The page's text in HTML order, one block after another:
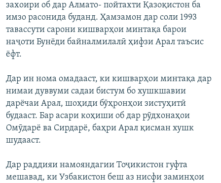
захоири об дар Алмато- пойтахти Қазоқистон ба
имзо расонида буданд. Ҳамзамон дар соли 1993
тавассути сарони кишварҳои минтақа барои
наҷоти Бунёди байналмилалӣ ҳифзи Арал таъсис
ёфт.
Дар ин нома омадааст, ки кишварҳои минтақа дар
нимаи дуввуми садаи бистум бо хушкшавии
дарёчаи Арал, шоҳиди бӯҳронҳои зистуҳитӣ
будааст. Бар асари коҳиши об дар рӯдхонаҳои
Омӯдарё ва Сирдарё, баҳри Арал қисман хушк
шудааст.
Дар раддияи намояндагии Тоҷикистон гуфта
мешавад, ки Узбакистон беш аз нисфи заминҳои